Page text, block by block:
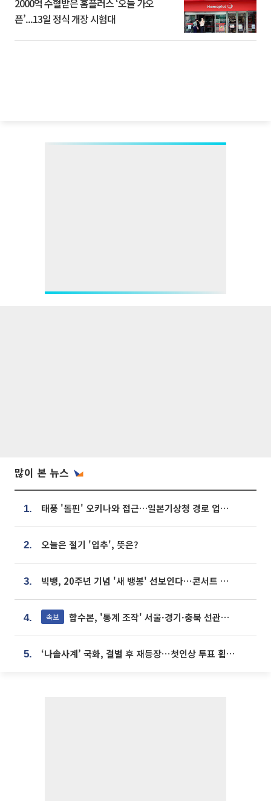
픈’...13일 정식 개장 시험대
많이 본 뉴스
1. 태풍 '돌핀' 오키나와 접근…일본기상청 경로 업데이트
2. 오늘은 절기 '입추', 뜻은?
3. 빅뱅, 20주년 기념 '새 뱅봉' 선보인다⋯콘서트 앞두고 팝업 개최
4. 속보 합수본, '통계 조작' 서울·경기·충북 선관위 등 추가 압수수색
5. ‘나솔사계’ 국화, 결별 후 재등장⋯첫인상 투표 휩쓸고 ‘인기녀’ 등극